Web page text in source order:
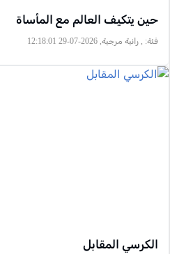
حين يتكيف العالم مع المأساة
فئة: , رانية مرجية, 2026-07-29 12:18:01
الكرسي المقابل